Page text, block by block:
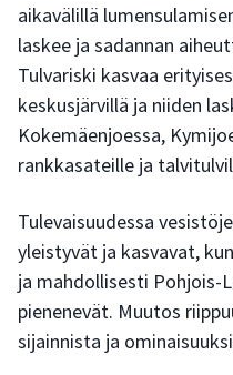
aikavälillä
laskee ja sadannan
Tulvariski kasvaa
keskusjärvillä ja niiden
Kokemäenjoessa,
rankkasateille ja
Tulevaisuudessa
yleistyvät ja kasvavat,
ja mahdollisesti Pohjois-
pienenevät. Muutos
sijainnista ja